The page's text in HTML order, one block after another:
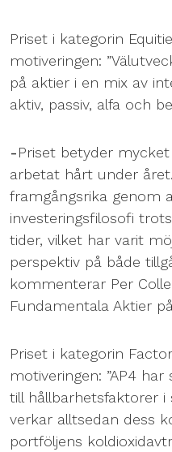
Priset i kategorin
motiveringen:
på aktier i en mix av
aktiv, passiv, alfa och
-Priset betyder
arbetat hårt under
framgångsrika genom
investeringsfilosofi
tider, vilket har varit
perspektiv på både
kommenterar Per
Fundamentala Aktier
Priset i kategorin
motiveringen: ”AP4
till hållbarhetsfaktorer i
verkar alltsedan dess
portföljens